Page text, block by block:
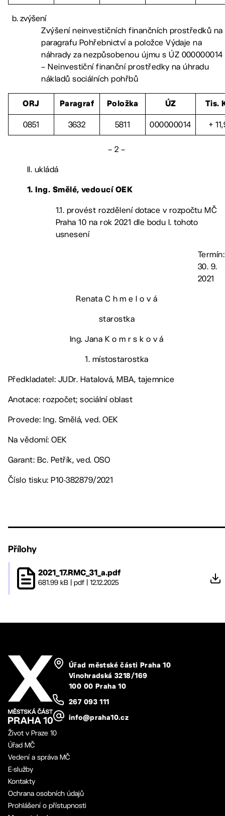
zvýšení
Zvýšení neinvestičních finančních prostředků na
paragrafu Pohřebnictví a položce Výdaje na
náhrady za nezpůsobenou újmu s ÚZ 000000014
– Neinvestiční finanční prostředky na úhradu
nákladů sociálních pohřbů
ORJ Paragraf Položka ÚZ Tis.
0851 3632 5811 000000014 +
– 2 –
II. ukládá
1. Ing. Smělé, vedoucí OEK
1.1. provést rozdělení dotace v rozpočtu MČ
Praha 10 na rok 2021 dle bodu I. tohoto
usnesení
Termín:
30. 9.
2021
Renata C h m e l o v á
starostka
Ing. Jana K o m r s k o v á
1. místostarostka
Předkladatel: JUDr. Hatalová, MBA, tajemnice
Anotace: rozpočet; sociální oblast
Provede: Ing. Smělá, ved. OEK
Na vědomí: OEK
Garant: Bc. Petřík, ved. OSO
Číslo tisku: P10-382879/2021
Přílohy
2021_17.RMC_31_a.pdf
681.99 kB pdf 12.12.2025
Úřad městské části Praha 10
Vinohradská 3218/169
100 00 Praha 10
267 093 111
info@praha10.cz
Život v Praze 10
Úřad MČ
Vedení a správa MČ
E-služby
Kontakty
Ochrana osobních údajů
Prohlášení o přístupnosti